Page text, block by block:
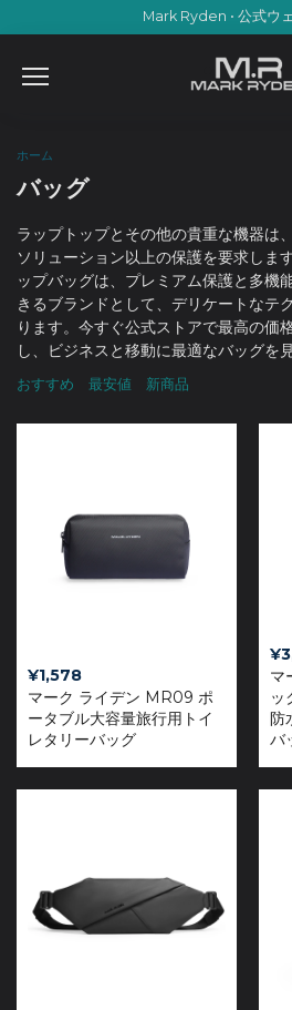
to
Mark Ryden • 公式ウ
ホーム
バッグ
ラップトップとその他の貴重な機器は
ソリューション以上の保護を要求し
ップバッグは、プレミアム保護と多機
きるブランドとして、デリケートなテ
ります。今すぐ公式ストアで最高の価
し、ビジネスと移動に最適なバッグを
おすすめ 最安値 新商品
¥1,578
マーク ライデン MR09 ポ
ータブル大容量旅行用トイ
レタリーバッグ
¥
マ
ッ
防
バ